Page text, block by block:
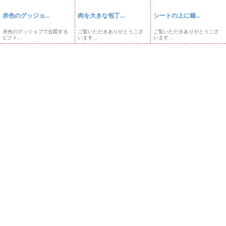
赤色のグッジョ...
赤色のグッジョブで合図する
ピクト...
肉を大きな包丁...
ご覧いただきありがとうござ
います...
シートの上に箱...
ご覧いただきありがとうござ
います...